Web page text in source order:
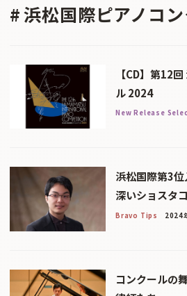
浜松国際ピアノコ
【CD】第12
ル 2024
New Release
浜松国際第3
深いショスタ
Bravo Tips 2024
コンクールの